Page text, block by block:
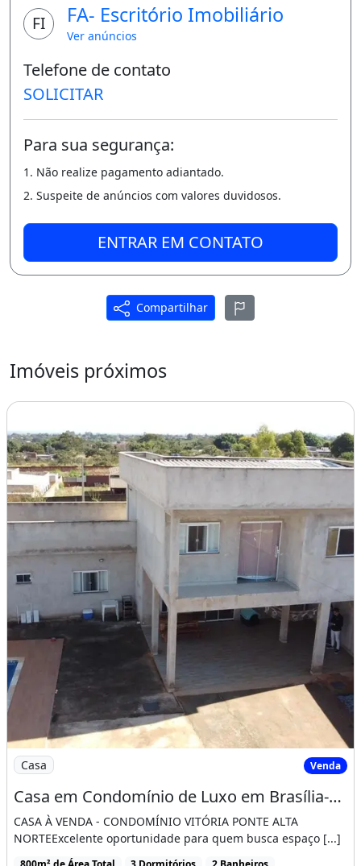
- Churrasqueira
- Jardim
- 160m² de obra
- Lote 425m²
- Piscina de 6m x 2.50m aquecida
- R$ 700.000,00 (setecentos mil reais)
- estudo permuta
- Tr. 3384 86_69
Churrasqueira Piscina
FI FA- Escritório Imobiliário
Ver anúncios
Telefone de contato
SOLICITAR
Para sua segurança:
1. Não realize pagamento adiantado.
2. Suspeite de anúncios com valores duvidosos.
ENTRAR EM CONTATO
Compartilhar
Imóveis próximos
Imagem: Casa em Condomínio de Luxo em Brasília-DF
Casa Venda
Casa em Condomínio de Luxo em Brasília-DF, 3 Quartos, 3 Suítes, 2 Banheiros, 2 Vagas
CASA À VENDA - CONDOMÍNIO VITÓRIA PONTE ALTA
NORTEExcelente oportunidade para quem busca espaço [...]